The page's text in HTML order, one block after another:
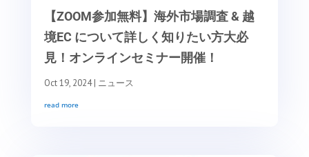
【ZOOM参加無料】海外市場調査 & 越
境EC について詳しく知りたい方大必
見！オンラインセミナー開催！
Oct 19, 2024| ニュース
read more